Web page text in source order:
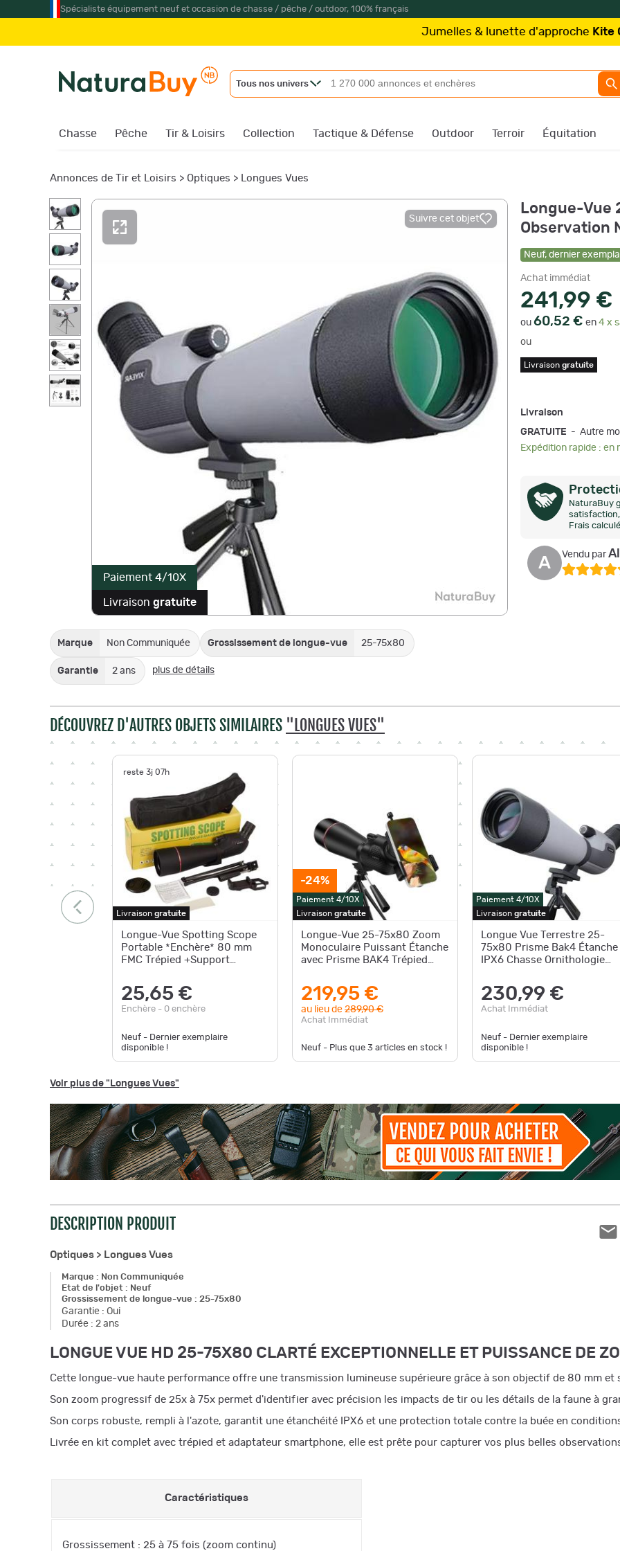
Spécialiste équipement neuf et occasion de chasse / pêche / outdoor, 100% français
Jumelles & lunette d'approcheKite Optics à
Tous nos univers
Chasse Pêche Tir & Loisirs Collection Tactique & Défense Outdoor Terroir Équitation
Annonces de Tir et Loisirs > Optiques > Longues Vues
Paiement 4/10X
Livraison gratuite
Suivre cet objet
Marque Non Communiquée Grossissement de longue-vue 25-75x80
Garantie 2 ans plus de détails
Longue-Vue
Observation
Neuf, dernier
Achat immédiat
241,99 €
ou 60,52 € en 4 x
ou
Livraison gratuite
Livraison
GRATUITE - Autre
Expédition rapide : en
NaturaBuy
Frais
A Vendu par
DÉCOUVREZ D'AUTRES OBJETS SIMILAIRES "LONGUES VUES"
reste 3j 07h
Livraison gratuite
Longue-Vue Spotting Scope
Portable *Enchère* 80 mm
FMC Trépied +Support
25,65 €
Enchère - 0 enchère
Neuf - Dernier exemplaire
disponible !
-24%
Paiement 4/10X
Livraison gratuite
Longue-Vue 25-75x80 Zoom
Monoculaire Puissant Étanche
avec Prisme BAK4 Trépied
219,95 €
au lieu de 289,90 €
Achat Immédiat
Neuf - Plus que 3 articles en stock !
Paiement 4/10X
Livraison gratuite
Longue Vue Terrestre 25-
75x80 Prisme Bak4 Étanche
IPX6 Chasse Ornithologie
230,99 €
Achat Immédiat
Neuf - Dernier exemplaire
disponible !
Voir plus de "Longues Vues"
DESCRIPTION PRODUIT
Optiques > Longues Vues
Marque : Non Communiquée
Etat de l'objet : Neuf
Grossissement de longue-vue : 25-75x80
Garantie : Oui
Durée : 2 ans
LONGUE VUE HD 25-75X80 CLARTÉ EXCEPTIONNELLE ET PUISSANCE DE
Cette longue-vue haute performance offre une transmission lumineuse supérieure grâce à son objectif de 80 mm et
Son zoom progressif de 25x à 75x permet d'identifier avec précision les impacts de tir ou les détails de la faune à
Son corps robuste, rempli à l'azote, garantit une étanchéité IPX6 et une protection totale contre la buée en
Livrée en kit complet avec trépied et adaptateur smartphone, elle est prête pour capturer vos plus belles
Caractéristiques
Grossissement : 25 à 75 fois (zoom continu)